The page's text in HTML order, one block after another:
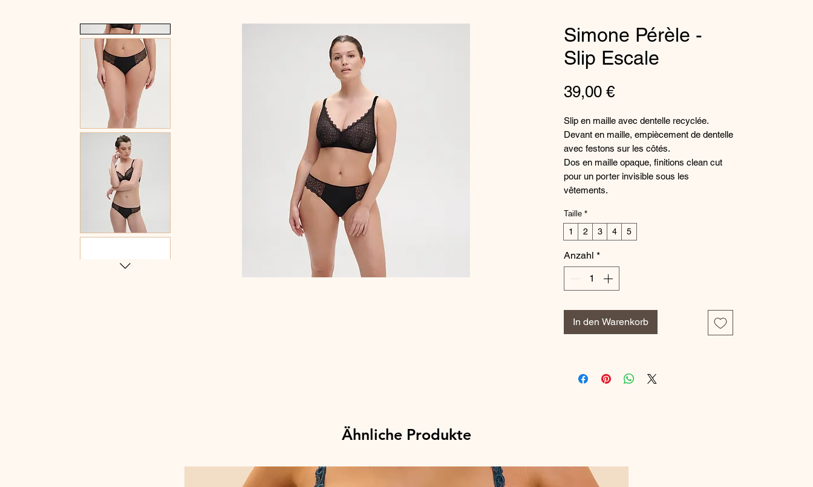
Simone Pérèle -
Slip Escale
39,00 €Preis
Slip en maille avec dentelle recyclée.
Devant en maille, empiècement de dentelle
avec festons sur les côtés.
Dos en maille opaque, finitions clean cut
pour un porter invisible sous les
vêtements.
La dentelle de ce produit contient 62% de
polyamide recyclé issu de chutes de
Taille *
1 2 3 4 5
Anzahl *
In den Warenkorb
Ähnliche Produkte